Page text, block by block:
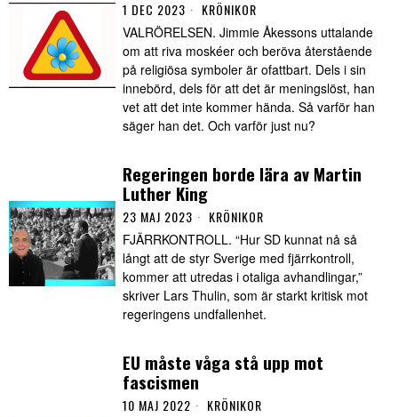
1 DEC 2023 KRÖNIKOR
VALRÖRELSEN. Jimmie Åkessons uttalande
om att riva moskéer och beröva återstående
på religiösa symboler är ofattbart. Dels i sin
innebörd, dels för att det är meningslöst, han
vet att det inte kommer hända. Så varför han
säger han det. Och varför just nu?
Regeringen borde lära av Martin
Luther King
23 MAJ 2023 KRÖNIKOR
FJÄRRKONTROLL. “Hur SD kunnat nå så
långt att de styr Sverige med fjärrkontroll,
kommer att utredas i otaliga avhandlingar,”
skriver Lars Thulin, som är starkt kritisk mot
regeringens undfallenhet.
EU måste våga stå upp mot
fascismen
10 MAJ 2022 KRÖNIKOR